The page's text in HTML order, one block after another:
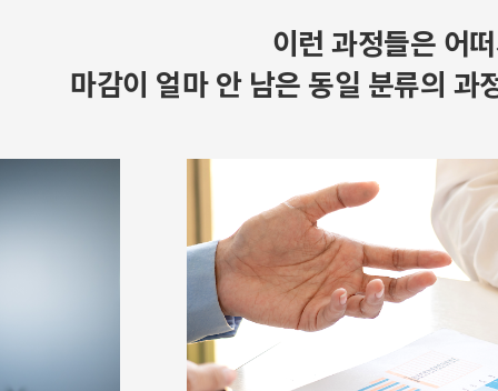
이런 과정들은 어
마감이 얼마 안 남은 동일 분류의 과